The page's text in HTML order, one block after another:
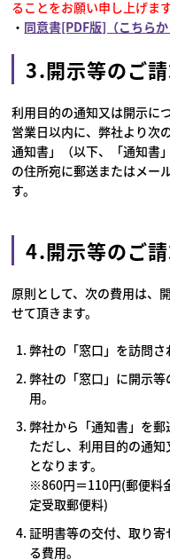
ることをお願い申し上げます
・ 同意書[PDF版]（こちらか
3.開示等のご
利用目的の通知又は開示に
営業日以内に、弊社より次
通知書」（以下、「通知書
の住所宛に郵送またはメー
す。
4.開示等のご
原則として、次の費用は、
せて頂きます。
弊社の「窓口」を訪問さ
弊社の「窓口」に開示
用。
弊社から「通知書」を郵
ただし、利用目的の通
となります。
※860円＝110円(郵便料
定受取郵便料)
証明書等の交付、取り
る費用。